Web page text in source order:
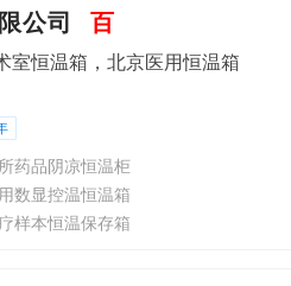
公司 百
室恒温箱，北京医用恒温箱
药品阴凉恒温柜
数显控温恒温箱
样本恒温保存箱